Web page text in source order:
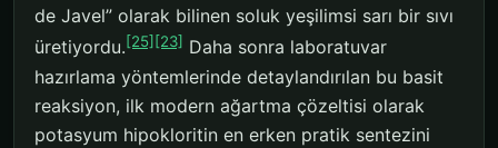
de Javel” olarak bilinen soluk yeşilimsi sarı bir sıvı
üretiyordu.[25] [23] Daha sonra laboratuvar
hazırlama yöntemlerinde detaylandırılan bu basit
reaksiyon, ilk modern ağartma çözeltisi olarak
potasyum hipokloritin en erken pratik sentezini